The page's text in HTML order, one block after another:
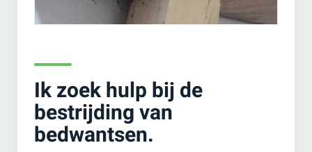
Ik zoek hulp bij de
bestrijding van
bedwantsen.